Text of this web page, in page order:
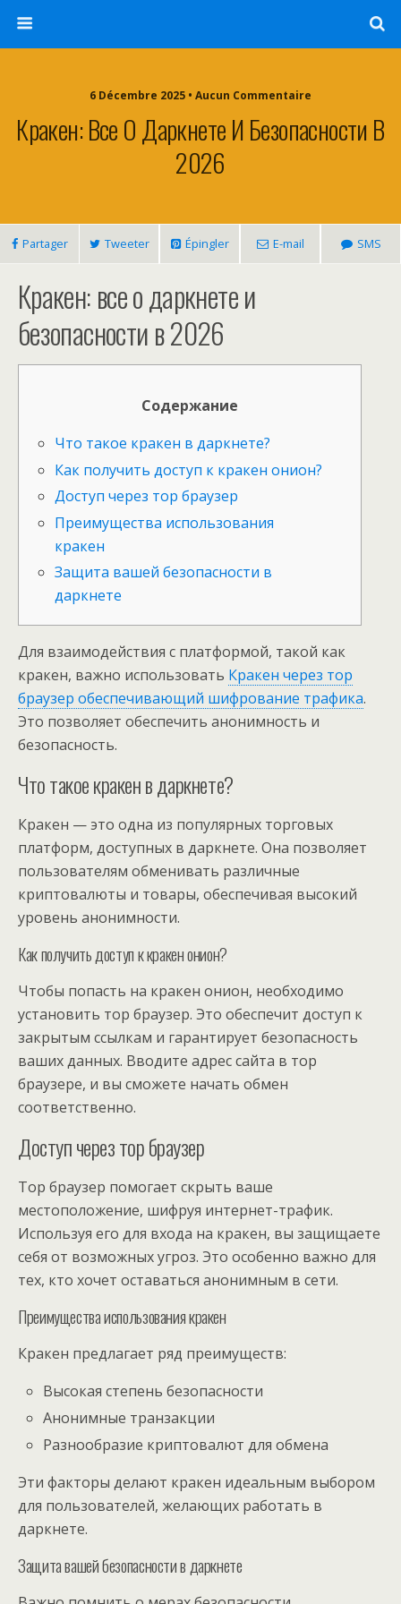
6 Décembre 2025 • Aucun Commentaire
Кракен: Все О Даркнете И Безопасности В
2026
Partager Tweeter Épingler E-mail SMS
Кракен: все о даркнете и
безопасности в 2026
Содержание
Что такое кракен в даркнете?
Как получить доступ к кракен онион?
Доступ через тор браузер
Преимущества использования
кракен
Защита вашей безопасности в
даркнете
Для взаимодействия с платформой, такой как
кракен, важно использовать Кракен через тор
браузер обеспечивающий шифрование трафика.
Это позволяет обеспечить анонимность и
безопасность.
Что такое кракен в даркнете?
Кракен — это одна из популярных торговых
платформ, доступных в даркнете. Она позволяет
пользователям обменивать различные
криптовалюты и товары, обеспечивая высокий
уровень анонимности.
Как получить доступ к кракен онион?
Чтобы попасть на кракен онион, необходимо
установить тор браузер. Это обеспечит доступ к
закрытым ссылкам и гарантирует безопасность
ваших данных. Вводите адрес сайта в тор
браузере, и вы сможете начать обмен
соответственно.
Доступ через тор браузер
Тор браузер помогает скрыть ваше
местоположение, шифруя интернет-трафик.
Используя его для входа на кракен, вы защищаете
себя от возможных угроз. Это особенно важно для
тех, кто хочет оставаться анонимным в сети.
Преимущества использования кракен
Кракен предлагает ряд преимуществ:
Высокая степень безопасности
Анонимные транзакции
Разнообразие криптовалют для обмена
Эти факторы делают кракен идеальным выбором
для пользователей, желающих работать в
даркнете.
Защита вашей безопасности в даркнете